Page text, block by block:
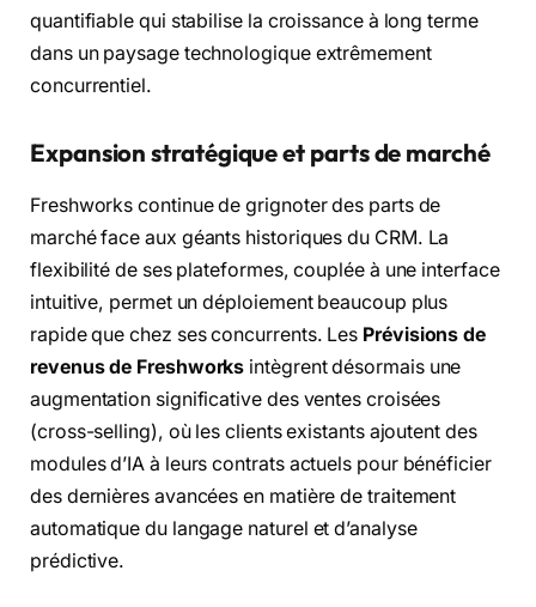
quantifiable qui stabilise la croissance à long terme
dans un paysage technologique extrêmement
concurrentiel.
Expansion stratégique et parts de marché
Freshworks continue de grignoter des parts de
marché face aux géants historiques du CRM. La
flexibilité de ses plateformes, couplée à une interface
intuitive, permet un déploiement beaucoup plus
rapide que chez ses concurrents. Les Prévisions de
revenus de Freshworks intègrent désormais une
augmentation significative des ventes croisées
(cross-selling), où les clients existants ajoutent des
modules d’IA à leurs contrats actuels pour bénéficier
des dernières avancées en matière de traitement
automatique du langage naturel et d’analyse
prédictive.